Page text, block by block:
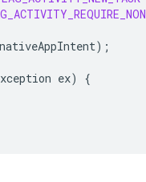
nativeAppIntent);
ex)
{